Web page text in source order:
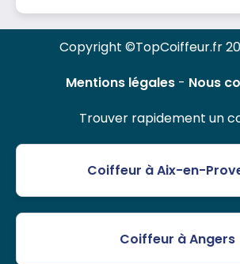
Copyright ©TopCoiffeur.fr
Mentions légales- Nous
Trouver rapidement un
Coiffeur à Aix-en-
Coiffeur à Angers